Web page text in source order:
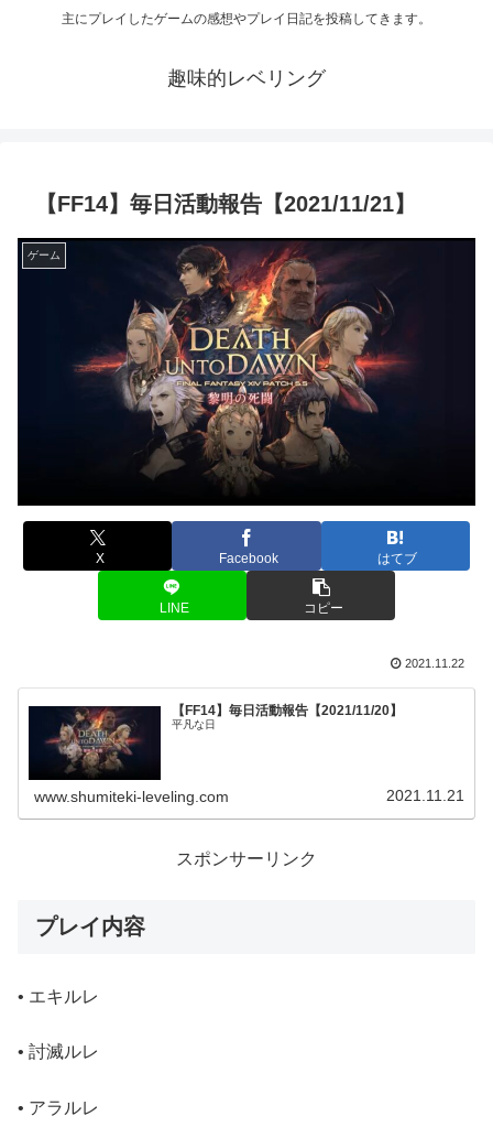
主にプレイしたゲームの感想やプレイ日記を投稿してきます。
趣味的レベリング
【FF14】毎日活動報告【2021/11/21】
ゲーム
X Facebook はてブ
LINE コピー
2021.11.22
【FF14】毎日活動報告【2021/11/20】
平凡な日
www.shumiteki-leveling.com 2021.11.21
スポンサーリンク
プレイ内容
• エキルレ
• 討滅ルレ
• アラルレ